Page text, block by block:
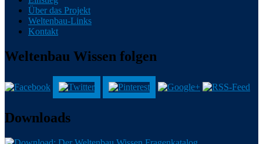
Alles über Weltenbau und Weltenbasteln.
Über das Projekt
Weltenbau-Links
Kontakt
Weltenbau Wissen folgen
Downloads